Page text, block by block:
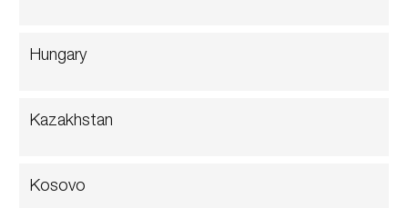
Hungary
Kazakhstan
Kosovo